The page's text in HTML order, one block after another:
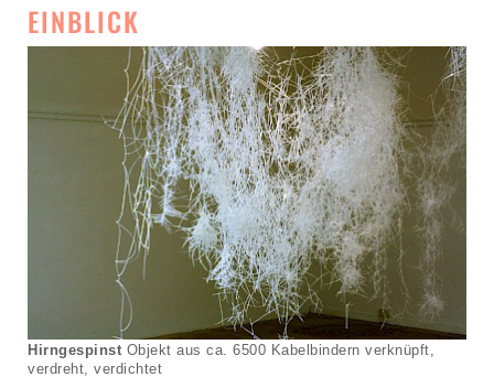
EINBLICK
Hirngespinst Objekt aus ca. 6500 Kabelbindern verknüpft,
verdreht, verdichtet